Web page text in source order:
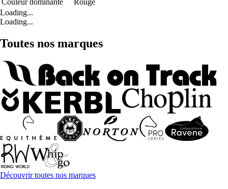
Couleur dominante
Rouge
Loading...
Loading...
Toutes nos marques
Découvrir toutes nos marques